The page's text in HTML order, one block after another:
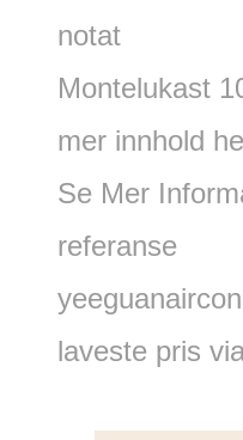
notat
Montelukast
mer innhold
Se Mer
referanse
laveste pris